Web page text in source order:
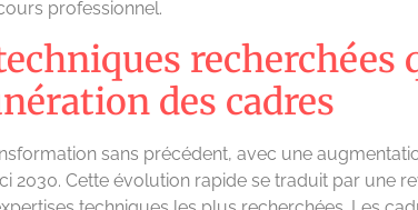
professionnel.
recherchées
des cadres
sans précédent, avec une
2030. Cette évolution rapide se traduit par une